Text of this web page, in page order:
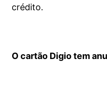
crédito.
O cartão Digio tem